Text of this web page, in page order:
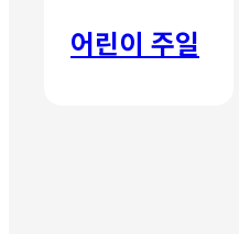
어린이 주일